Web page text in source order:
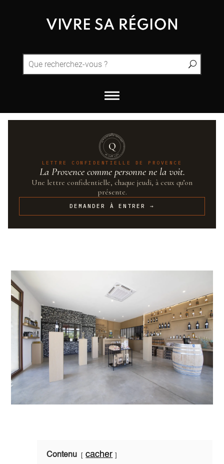
QUINTESSENCE·PROVENCE
UN·SUR·CENT
Q
LETTRE CONFIDENTIELLE DE PROVENCE
La Provence comme personne ne la voit.
Une lettre confidentielle, chaque jeudi, à ceux qu’on
présente.
DEMANDER À ENTRER →
Contenu
cacher